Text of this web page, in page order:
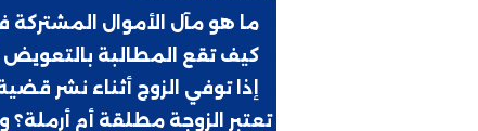
ما هو مآل الأموال
كيف تقع المطالبة
إذا توفي الزوج أثناء نشر
تعتبر الزوجة مطلقة أم